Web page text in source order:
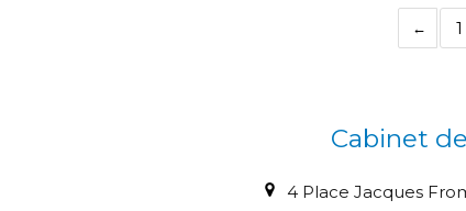
1
Cabinet
4 Place Jacques